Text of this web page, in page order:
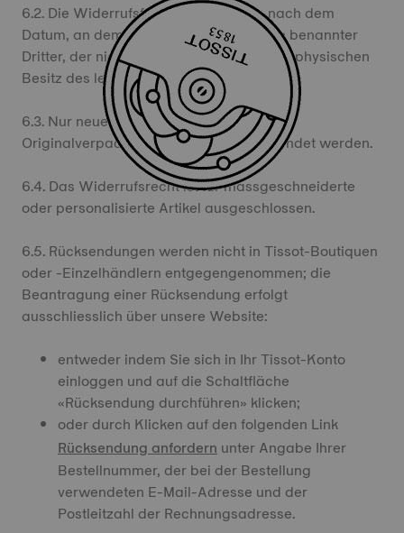
6.2. Die Widerrufsfrist endet 30 Tage nach dem
Datum, an dem Sie – oder ein von Ihnen benannter
Dritter, der nicht der Beförderer ist – den physischen
Besitz des letzten Artikels erlangt haben.
6.3. Nur neue, ungetragene Artikel in ihrer
Originalverpackung können zurückgesendet werden.
6.4. Das Widerrufsrecht ist für massgeschneiderte
oder personalisierte Artikel ausgeschlossen.
6.5. Rücksendungen werden nicht in Tissot-Boutiquen
oder -Einzelhändlern entgegengenommen; die
Beantragung einer Rücksendung erfolgt
ausschliesslich über unsere Website:
entweder indem Sie sich in Ihr Tissot-Konto
einloggen und auf die Schaltfläche
«Rücksendung durchführen» klicken;
oder durch Klicken auf den folgenden Link
Rücksendung anfordernunter Angabe Ihrer
Bestellnummer, der bei der Bestellung
verwendeten E-Mail-Adresse und der
Postleitzahl der Rechnungsadresse.